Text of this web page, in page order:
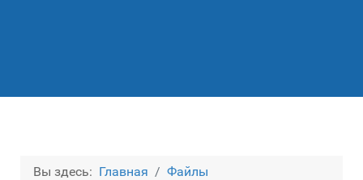
Вы здесь: Главная
Файлы